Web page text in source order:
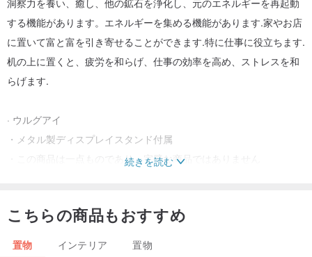
洞察力を養い、癒し、他の鉱石を浄化し、元のエネルギーを再起動
する機能があります。エネルギーを集める機能があります.家やお店
に置いて富と富を引き寄せることができます.特に仕事に役立ちます.
机の上に置くと、疲労を和らげ、仕事の効率を高め、ストレスを和
らげます.
· ウルグアイ
・メタル製ディスプレイスタンド付属
・この商品は一点ものであり、完璧な商品ではありません
・わずかなスペースに個性的な鉱石を追加することで、日々の一瞬
続きを読む
こちらの商品もおすすめ
置物 インテリア 置物